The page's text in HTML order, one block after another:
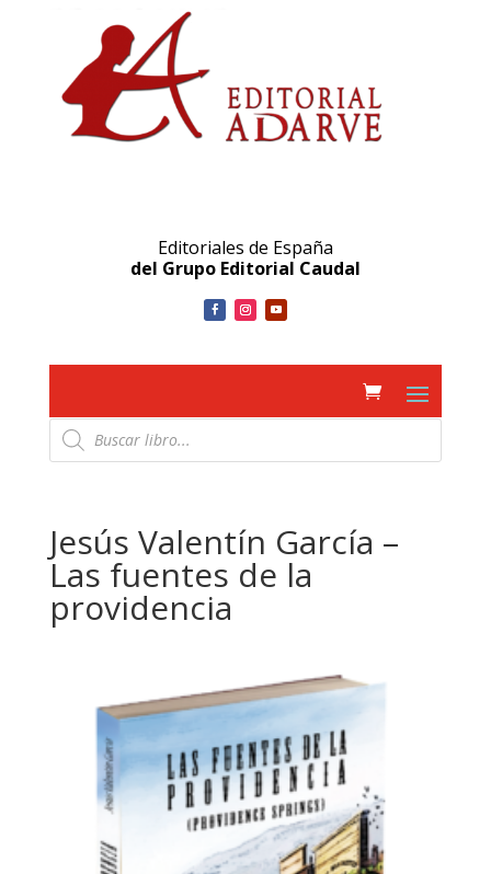
Editoriales de España
del Grupo Editorial Caudal
Búsqueda
de
productos
Jesús Valentín García –
Las fuentes de la
providencia